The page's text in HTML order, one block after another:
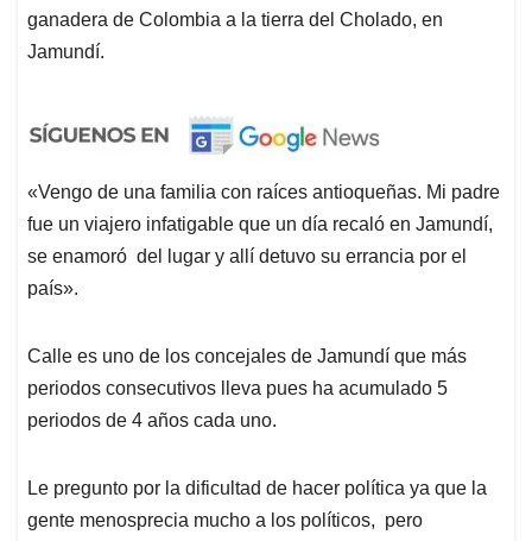
ganadera de Colombia a la tierra del Cholado, en
Jamundí.
«Vengo de una familia con raíces antioqueñas. Mi padre
fue un viajero infatigable que un día recaló en Jamundí,
se enamoró del lugar y allí detuvo su errancia por el
país».
Calle es uno de los concejales de Jamundí que más
periodos consecutivos lleva pues ha acumulado 5
periodos de 4 años cada uno.
Le pregunto por la dificultad de hacer política ya que la
gente menosprecia mucho a los políticos, pero